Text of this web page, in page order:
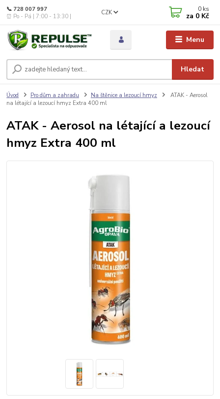
Menu
CZK
Hledat
📞 728 007 997
⏰ Po - Pá | 7:00 - 13:30 |
0 ks
za 0 Kč
Úvod Pro dům a zahradu Na štěnice a lezoucí hmyz
ATAK - Aerosol
na létající a lezoucí hmyz Extra 400 ml
ATAK - Aerosol na létající a lezoucí
hmyz Extra 400 ml